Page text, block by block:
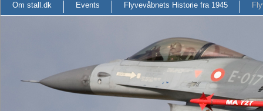
Om stall.dk Events Flyvevåbnets Historie fra 1945